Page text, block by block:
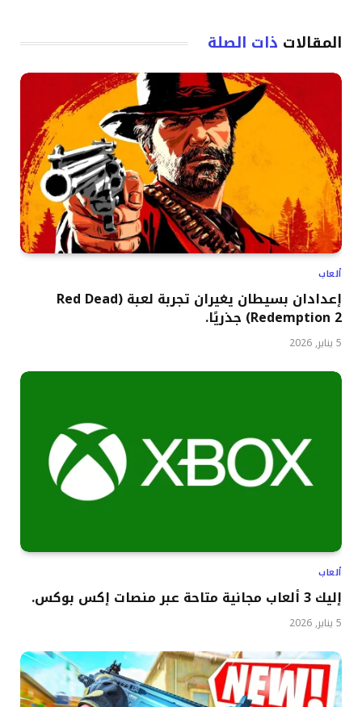
المقالات ذات الصلة
ألعاب
إعدادان بسيطان يغيران تجربة لعبة (Red Dead
Redemption 2) جذريًا.
5 يناير, 2026
ألعاب
إليك 3 ألعاب مجانية متاحة عبر منصات إكس بوكس.
5 يناير, 2026